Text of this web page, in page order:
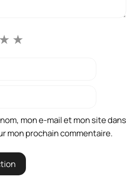
★
★
mon e-mail et mon site dans
mon prochain commentaire.